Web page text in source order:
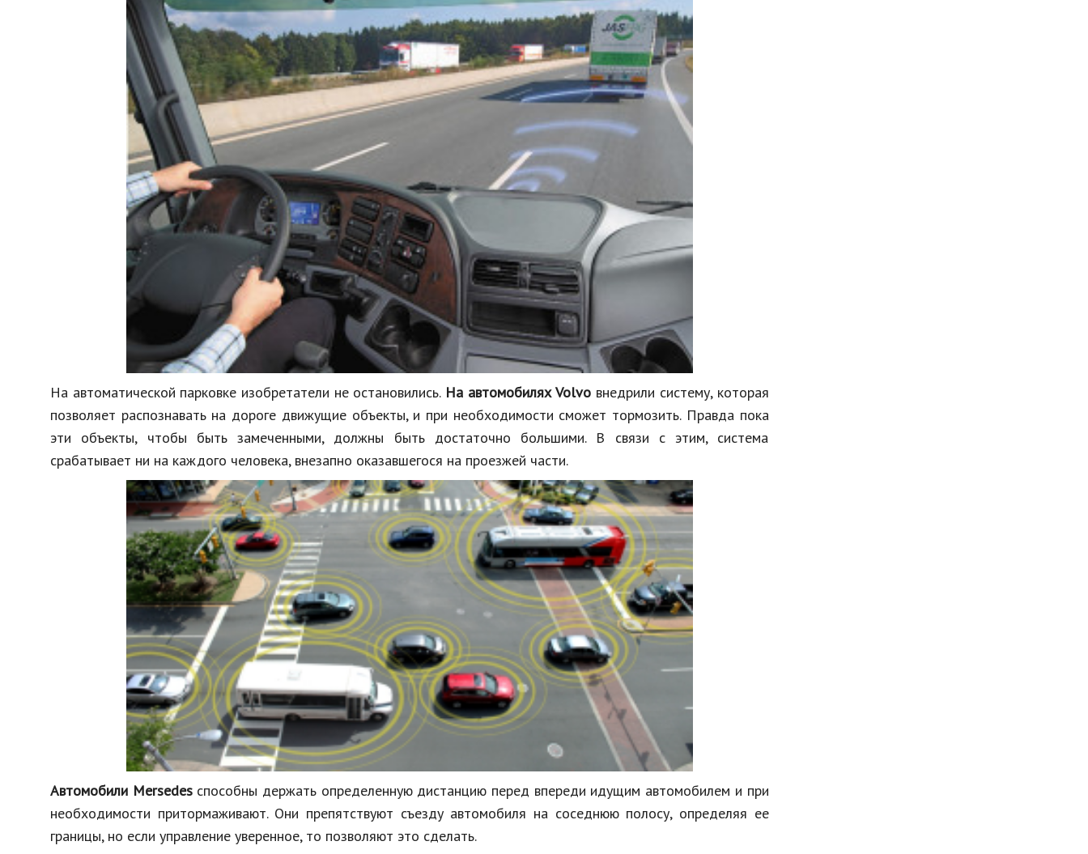
На автоматической парковке изобретатели не остановились. На автомобилях Volvo внедрили систему, которая
позволяет распознавать на дороге движущие объекты, и при необходимости сможет тормозить. Правда пока
эти объекты, чтобы быть замеченными, должны быть достаточно большими. В связи с этим, система
срабатывает ни на каждого человека, внезапно оказавшегося на проезжей части.
Автомобили Mersedes способны держать определенную дистанцию перед впереди идущим автомобилем и при
необходимости притормаживают. Они препятствуют съезду автомобиля на соседнюю полосу, определяя ее
границы, но если управление уверенное, то позволяют это сделать.